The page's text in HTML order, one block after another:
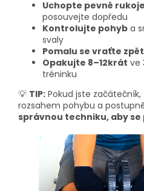
Uchopte pevně
posouvejte dopředu
Kontrolujte pohyb a
svaly
Pomalu se vraťte
Opakujte 8–12krát ve
tréninku
💡 TIP: Pokud jste
rozsahem pohybu a
správnou techniku, aby